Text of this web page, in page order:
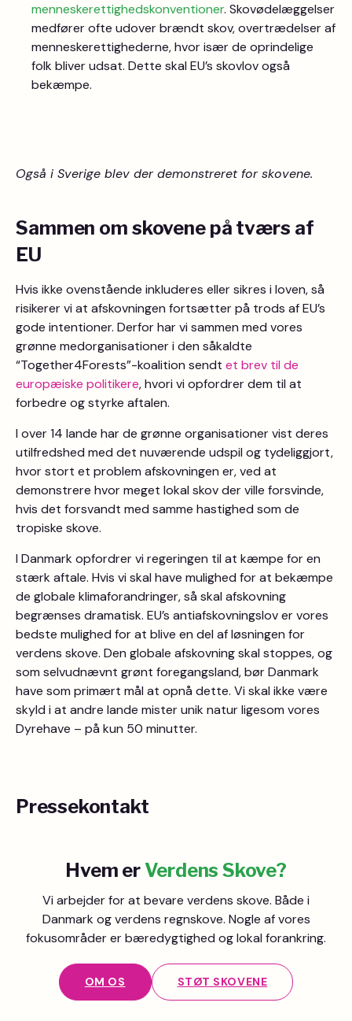
menneskerettighedskonventioner. Skovødelæggelser
medfører ofte udover brændt skov, overtrædelser af
menneskerettighederne, hvor især de oprindelige
folk bliver udsat. Dette skal EU’s skovlov også
bekæmpe.
Også i Sverige blev der demonstreret for skovene.
Sammen om skovene på tværs af
EU
Hvis ikke ovenstående inkluderes eller sikres i loven, så
risikerer vi at afskovningen fortsætter på trods af EU’s
gode intentioner. Derfor har vi sammen med vores
grønne medorganisationer i den såkaldte
“Together4Forests”-koalition sendt et brev til de
europæiske politikere, hvori vi opfordrer dem til at
forbedre og styrke aftalen.
I over 14 lande har de grønne organisationer vist deres
utilfredshed med det nuværende udspil og tydeliggjort,
hvor stort et problem afskovningen er, ved at
demonstrere hvor meget lokal skov der ville forsvinde,
hvis det forsvandt med samme hastighed som de
tropiske skove.
I Danmark opfordrer vi regeringen til at kæmpe for en
stærk aftale. Hvis vi skal have mulighed for at bekæmpe
de globale klimaforandringer, så skal afskovning
begrænses dramatisk. EU’s antiafskovningslov er vores
bedste mulighed for at blive en del af løsningen for
verdens skove. Den globale afskovning skal stoppes, og
som selvudnævnt grønt foregangsland, bør Danmark
have som primært mål at opnå dette. Vi skal ikke være
skyld i at andre lande mister unik natur ligesom vores
Dyrehave – på kun 50 minutter.
Pressekontakt
Hvem erVerdens Skove?
Vi arbejder for at bevare verdens skove. Både i
Danmark og verdens regnskove. Nogle af vores
fokusområder er bæredygtighed og lokal forankring.
OM OS STØT SKOVENE